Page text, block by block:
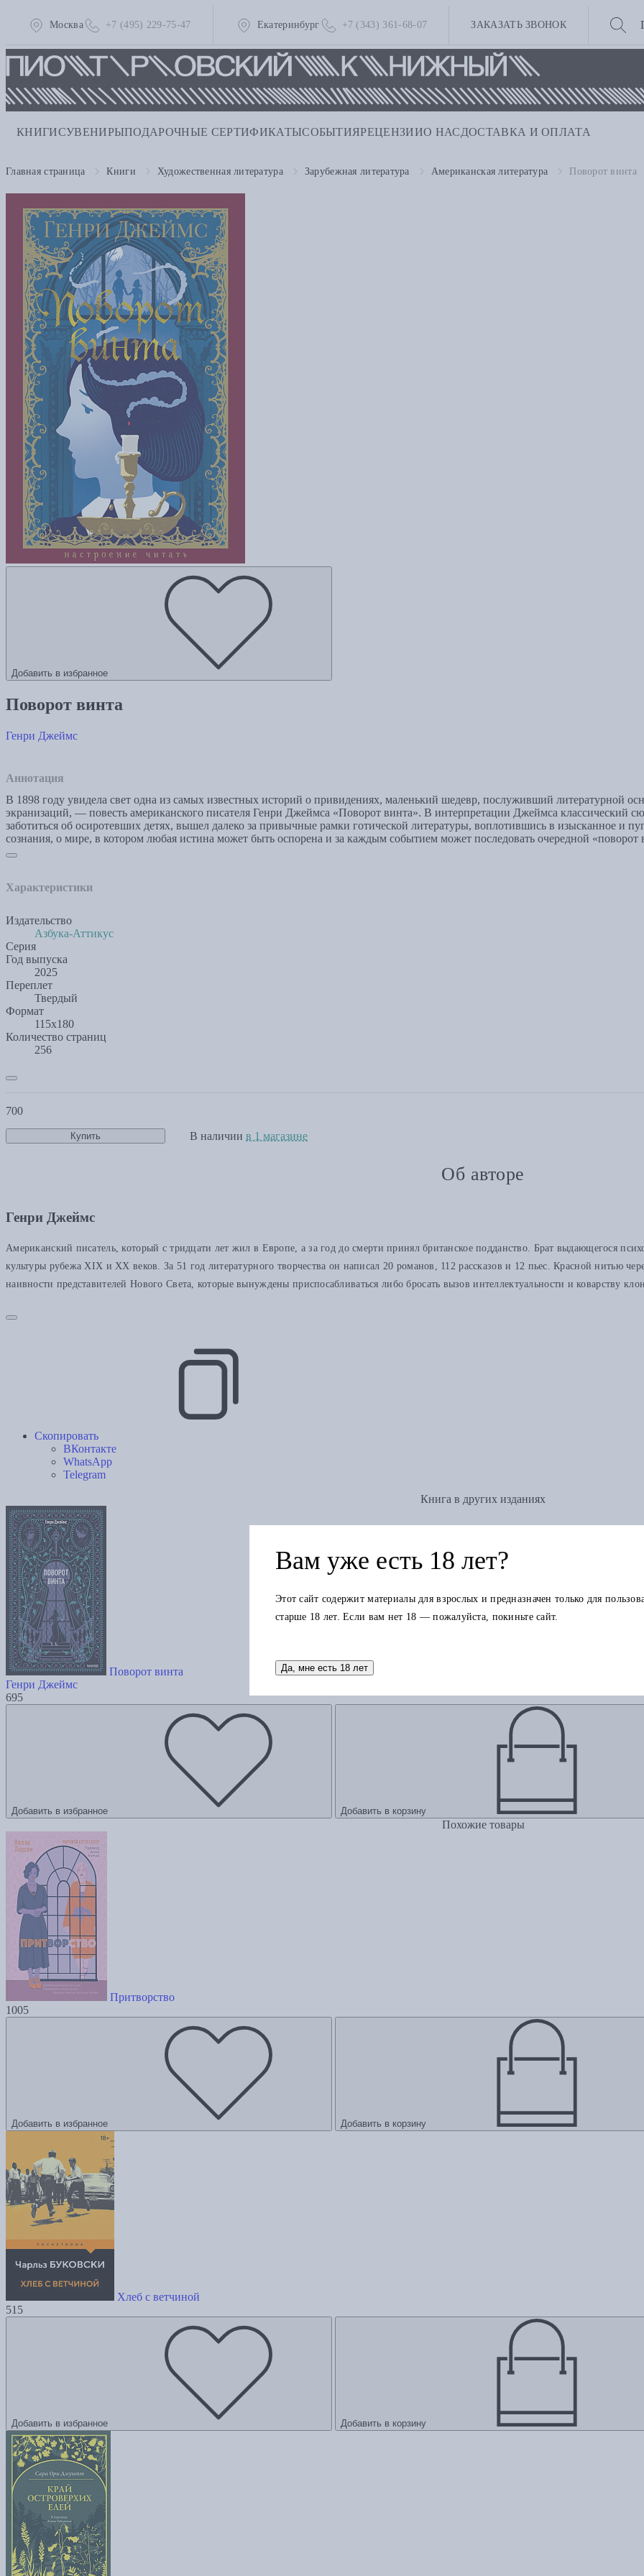
Москва +7 (495) 229-75-47 Екатеринбург +7 (343) 361-68-07 ЗАКАЗАТЬ ЗВОНОК
КНИГИСУВЕНИРЫПОДАРОЧНЫЕ СЕРТИФИКАТЫСОБЫТИЯРЕЦЕНЗИИО НАС ДОСТАВКА И ОПЛАТА
Главная страница Книги Художественная литература Зарубежная литература Американская литература Поворот винта
Добавить в избранное
Поворот винта
Генри Джеймс
Аннотация
В 1898 году увидела свет одна из самых известных историй о привидениях, маленький шедевр, послуживший литературной
экранизаций, — повесть американского писателя Генри Джеймса «Поворот винта». В интерпретации Джеймса классический
заботиться об осиротевших детях, вышел далеко за привычные рамки готической литературы, воплотившись в изысканное и
сознания, о мире, в котором любая истина может быть оспорена и за каждым событием может последовать очередной
Характеристики
Издательство
Азбука-Аттикус
Серия
Год выпуска
2025
Переплет
Твердый
Формат
115х180
Количество страниц
256
700
Купить В наличии в 1 магазине
Об авторе
Генри Джеймс
Американский писатель, который с тридцати лет жил в Европе, а за год до смерти принял британское подданство. Брат выдающегося
культуры рубежа XIX и XX веков. За 51 год литературного творчества он написал 20 романов, 112 рассказов и 12 пьес. Красной нитью
наивности представителей Нового Света, которые вынуждены приспосабливаться либо бросать вызов интеллектуальности и коварству
Скопировать
ВКонтакте
WhatsApp
Telegram
Книга в других изданиях
Поворот винта
Генри Джеймс
695
Добавить в избранное Добавить в корзину
Похожие товары
Притворство
1005
Добавить в избранное Добавить в корзину
Хлеб с ветчиной
515
Добавить в избранное Добавить в корзину
Вам уже есть 18 лет?
Этот сайт содержит материалы для взрослых и предназначен только для
старше 18 лет. Если вам нет 18 — пожалуйста, покиньте сайт.
Да, мне есть 18 лет